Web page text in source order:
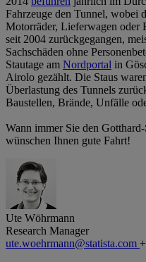
Fahrzeuge den Tunnel, wobei
Motorräder, Lieferwagen oder
seit 2004 zurückgegangen,
Sachschäden ohne
Stautage am Nordportal in
Airolo gezählt. Die Staus
Überlastung des Tunnels
Baustellen, Brände, Unfälle
Wann immer Sie den
wünschen Ihnen gute Fahrt!
Ute Wöhrmann
Research Manager
ute.woehrmann@statista.com